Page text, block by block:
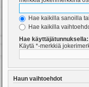
Hae kaikilla sanoilla
Hae kaikilla
Hae käyttäjätunnuksella:
Käytä *-merkkiä
Haun vaihtoehdot